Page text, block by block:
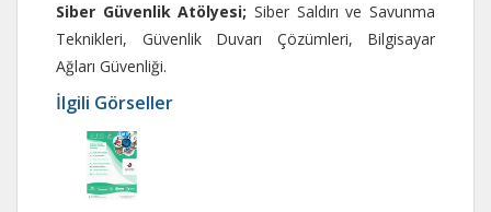
Siber Güvenlik Atölyesi; Siber Saldırı ve Savunma
Teknikleri, Güvenlik Duvarı Çözümleri, Bilgisayar
Ağları Güvenliği.
İlgili Görseller